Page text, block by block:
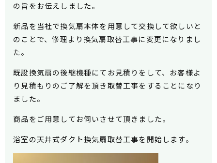
の旨をお伝えしました。
新品を当社で換気扇本体を用意して交換して欲しいと
のことで、修理より換気扇取替工事に変更になりまし
た。
既設換気扇の後継機種にてお見積りをして、お客様よ
り見積もりのご了解を頂き取替工事をすることになり
ました。
商品をご用意してお伺いさせて頂きました。
浴室の天井式ダクト換気扇取替工事を開始します。